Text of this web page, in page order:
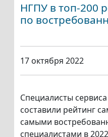
НГПУ в топ-200
по
17 октября 2022
Специалисты
составили рейтинг
самыми
специалистами в